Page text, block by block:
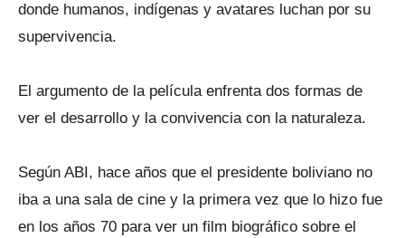
donde humanos, indígenas y avatares luchan por su
supervivencia.
El argumento de la película enfrenta dos formas de
ver el desarrollo y la convivencia con la naturaleza.
Según ABI, hace años que el presidente boliviano no
iba a una sala de cine y la primera vez que lo hizo fue
en los años 70 para ver un film biográfico sobre el